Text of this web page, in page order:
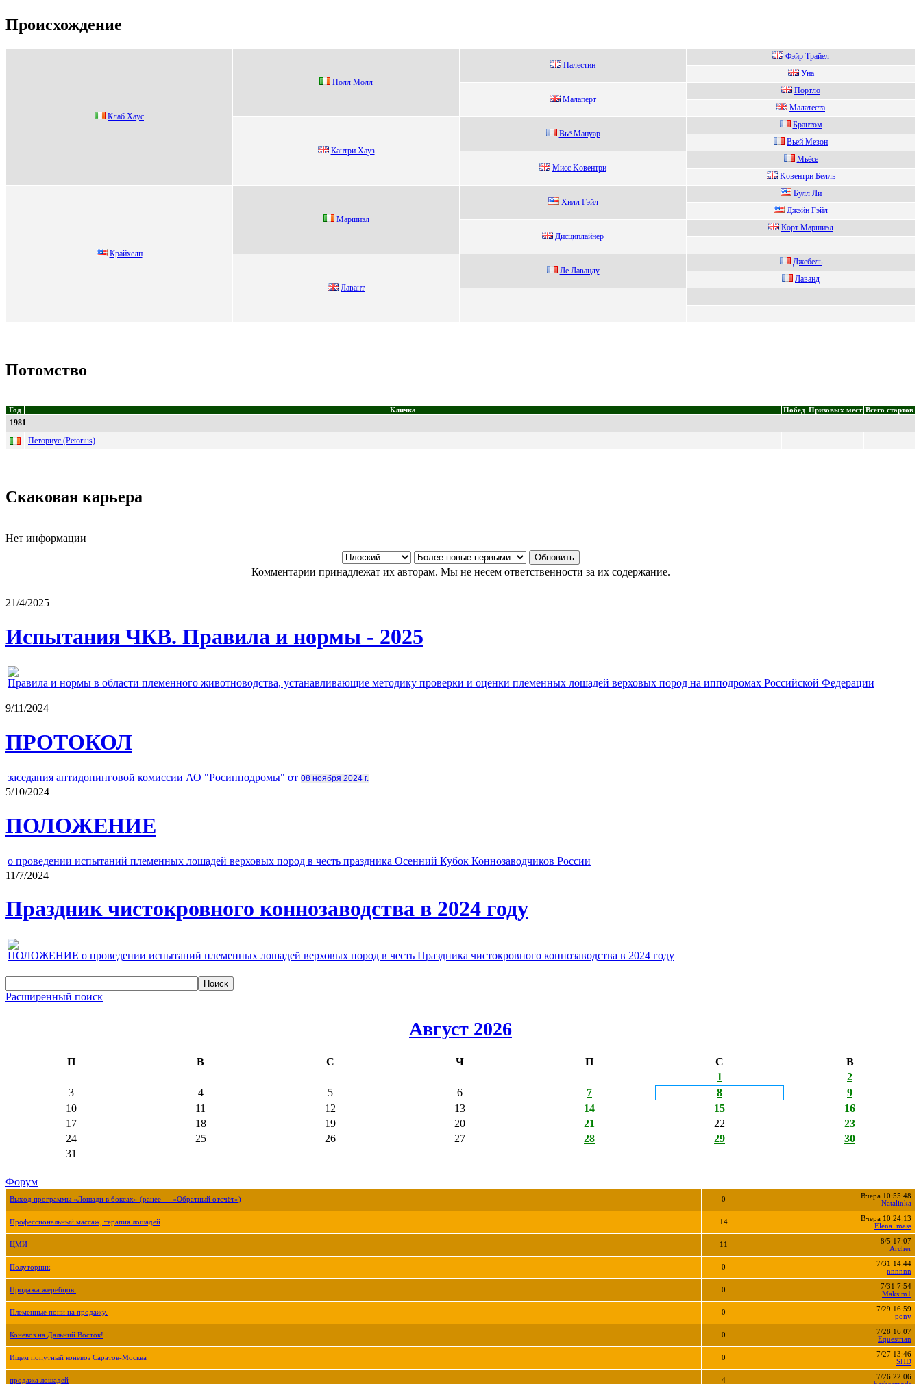
Происхождение
Клaб Xaуc
Пoлл Мoлл
Пaлeстин
Фэйp Tpайел
Унa
Малапepт
Поpтло
Мaлaтeстa
Кaнтpи Xaуз
Вьё Mануаp
Бpaнтом
Вьeй Meзoн
Mисс Kовeнтpи
Мьёcе
Koвентpи Белль
Кpaйxeлп
Mаpшиэл
Xилл Гэйл
Булл Ли
Джэйн Гэйл
Дисциплaйнep
Кoрт Maршиэл
Лавант
Лe Лaвaнду
Джeбeль
Лаванд
Потомство
Год Кличка Побед Призовых мест Всего стартов
1981
Петориус (Petorius)
Скаковая карьера
Нет информации
Комментарии принадлежат их авторам. Мы не несем ответственности за их содержание.
21/4/2025
Испытания ЧКВ. Правила и нормы - 2025
Правила и нормы в области племенного животноводства, устанавливающие методику проверки и оценки племенных лошадей верховых пород на ипподромах Российской Федерации
9/11/2024
ПРОТОКОЛ
заседания антидопинговой комиссии АО "Росипподромы" от 08 ноября 2024 г.
5/10/2024
ПОЛОЖЕНИЕ
о проведении испытаний племенных лошадей верховых пород в честь праздника Осенний Кубок Коннозаводчиков России
11/7/2024
Праздник чистокровного коннозаводства в 2024 году
ПОЛОЖЕНИЕ о проведении испытаний племенных лошадей верховых пород в честь Праздника чистокровного коннозаводства в 2024 году
Расширенный поиск
Август 2026
П В С Ч П С
В
1
2
3
4 5 6 7 8
9
10
11 12 13 14 15
16
17
18 19 20 21 22
23
24
25 26 27 28 29
30
31
Форум
Выход программы «Лошади в боксах» (ранее — «Обратный отсчёт») 0
Вчера 10:55:48
Natalinka
Профессиональный массаж, терапия лошадей 14
Вчера 10:24:13
Elena_mass
ЦМИ 11
8/5 17:07
Archer
Полуторник 0
7/31 14:44
nnnnnn
Продажа жеребцов. 0
7/31 7:54
Maksim1
Племенные пони на продажу. 0
7/29 16:59
pony
Коневоз на Дальний Восток! 0
7/28 16:07
Equestrian
Ищем попутный коневоз Саратов-Москва 0
7/27 13:46
SHD
продажа лошадей 4
7/26 22:06